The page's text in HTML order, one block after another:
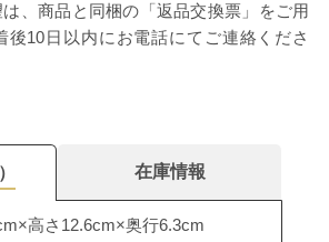
、商品と同梱の「返品交換票」をご用
後10日以内にお電話にてご連絡くださ
在庫情報
高さ12.6cm×奥行6.3cm